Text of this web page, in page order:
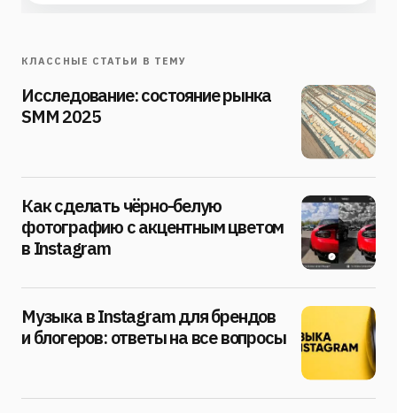
КЛАССНЫЕ СТАТЬИ В ТЕМУ
Исследование: состояние рынка
SMM 2025
Как сделать чёрно-белую
фотографию с акцентным цветом
в Instagram
Музыка в Instagram для брендов
и блогеров: ответы на все вопросы